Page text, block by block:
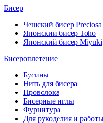
Бисер
Чешский бисер Preciosa
Японский бисер Toho
Японский бисер Miyuki
Бисероплетение
Бусины
Нить для бисера
Проволока
Бисерные иглы
Фурнитура
Для рукоделия и